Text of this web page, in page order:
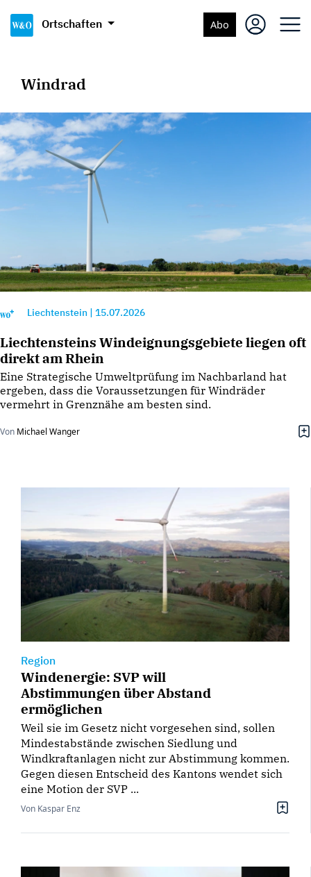
Ortschaften Abo
Windrad
Liechtenstein 15.07.2026
Liechtensteins Windeignungsgebiete liegen oft
direkt am Rhein
Eine Strategische Umweltprüfung im Nachbarland hat
ergeben, dass die Voraussetzungen für Windräder
vermehrt in Grenznähe am besten sind.
Von Michael Wanger
Region
Windenergie: SVP will
Abstimmungen über Abstand
ermöglichen
Weil sie im Gesetz nicht vorgesehen sind, sollen
Mindestabstände zwischen Siedlung und
Windkraftanlagen nicht zur Abstimmung kommen.
Gegen diesen Entscheid des Kantons wendet sich
eine Motion der SVP ...
Von Kaspar Enz